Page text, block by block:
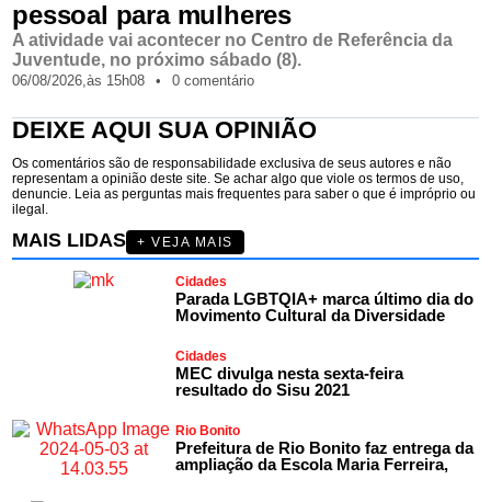
pessoal para mulheres
A atividade vai acontecer no Centro de Referência da
Juventude, no próximo sábado (8).
06/08/2026,às 15h08 • 0 comentário
DEIXE AQUI SUA OPINIÃO
Os comentários são de responsabilidade exclusiva de seus autores e não
representam a opinião deste site. Se achar algo que viole os termos de uso,
denuncie. Leia as perguntas mais frequentes para saber o que é impróprio ou
ilegal.
MAIS LIDAS + VEJA MAIS
Cidades
Parada LGBTQIA+ marca último dia do
Movimento Cultural da Diversidade
Cidades
MEC divulga nesta sexta-feira
resultado do Sisu 2021
Rio Bonito
Prefeitura de Rio Bonito faz entrega da
ampliação da Escola Maria Ferreira,